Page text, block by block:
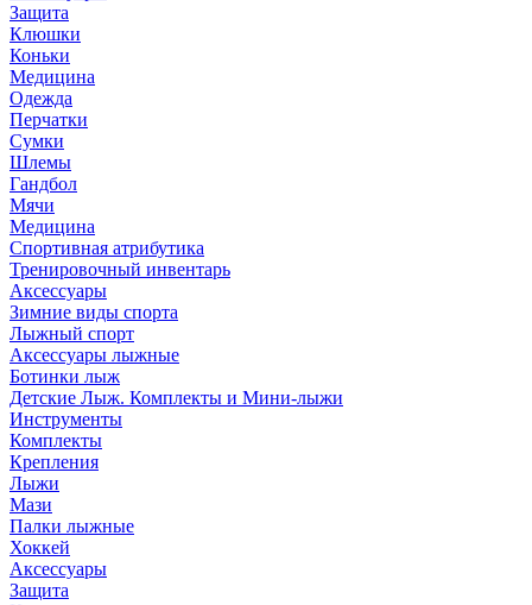
Защита
Клюшки
Коньки
Медицина
Одежда
Перчатки
Сумки
Шлемы
Гандбол
Мячи
Медицина
Спортивная атрибутика
Тренировочный инвентарь
Аксессуары
Зимние виды спорта
Лыжный спорт
Аксессуары лыжные
Ботинки лыж
Детские Лыж. Комплекты и Мини-лыжи
Инструменты
Комплекты
Крепления
Лыжи
Мази
Палки лыжные
Хоккей
Аксессуары
Защита